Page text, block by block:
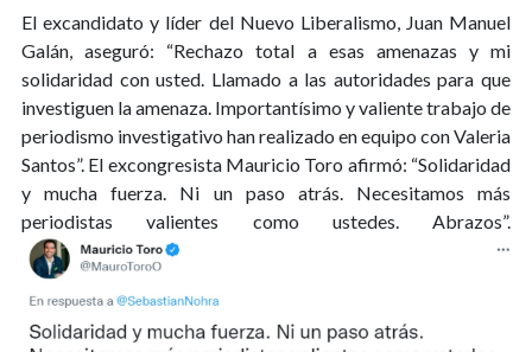
El excandidato y líder del Nuevo Liberalismo, Juan Manuel
Galán, aseguró: “Rechazo total a esas amenazas y mi
solidaridad con usted. Llamado a las autoridades para que
investiguen la amenaza. Importantísimo y valiente trabajo de
periodismo investigativo han realizado en equipo con Valeria
Santos”. El excongresista Mauricio Toro afirmó: “Solidaridad
y mucha fuerza. Ni un paso atrás. Necesitamos más
periodistas valientes como ustedes. Abrazos”.